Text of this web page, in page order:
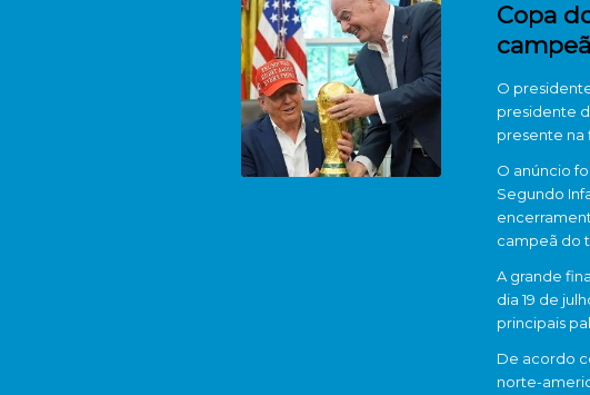
Copa
O
presidente
presente na
O anúncio
Segundo
campeã do
A grande
dia 19 de
principais
De acordo
norte-